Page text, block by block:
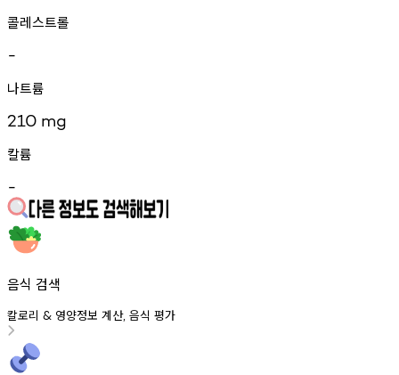
콜레스트롤
-
나트륨
210 mg
칼륨
-
음식 검색
칼로리 & 영양정보 계산, 음식 평가